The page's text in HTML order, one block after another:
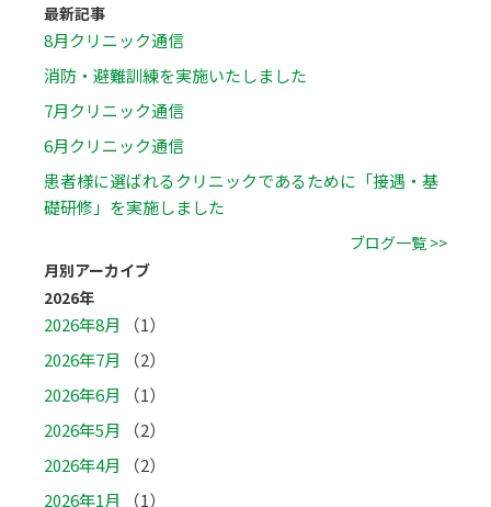
最新記事
8月クリニック通信
消防・避難訓練を実施いたしました
7月クリニック通信
6月クリニック通信
患者様に選ばれるクリニックであるために「接遇・基
礎研修」を実施しました
ブログ一覧 >>
月別アーカイブ
2026年
2026年8月
（1）
2026年7月
（2）
2026年6月
（1）
2026年5月
（2）
2026年4月
（2）
2026年1月
（1）